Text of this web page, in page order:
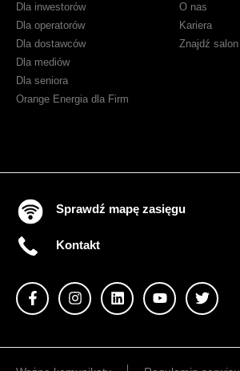
Orange
Dla inwestorów
Dla operatorów
Dla dostawców
Dla mediów
Dla seniora
Orange Energia dla Firm
O nas
Kariera
Znajdź salon
Sprawdź mapę zasięgu
Kontakt